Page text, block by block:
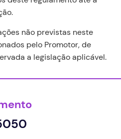
não previstas neste
pelo Promotor, de
a legislação aplicável.